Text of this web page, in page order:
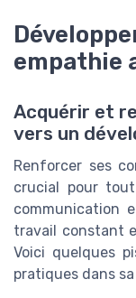
empathie
Acquérir et
vers un
Renforcer ses
crucial pour
communication
travail constant
Voici quelques
pratiques dans